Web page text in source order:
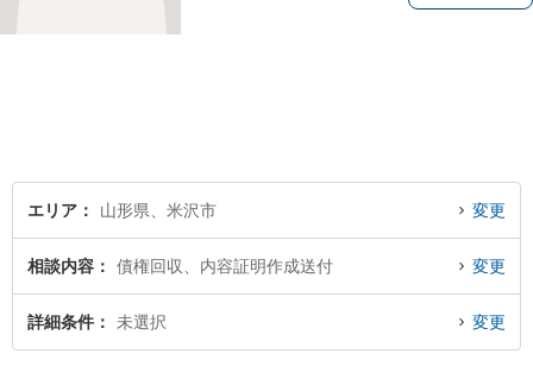
エリア 山形県、米沢市 変更
相談内容 債権回収、内容証明作成送付 変更
詳細条件 未選択 変更